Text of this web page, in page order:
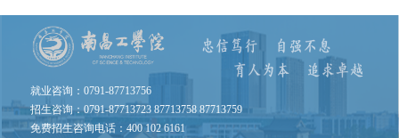
就业咨询：0791-87713756
招生咨询：0791-87713723 87713758 87713759
免费招生咨询电话：400 102 6161